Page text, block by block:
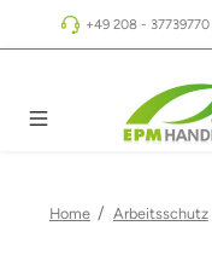
Zum Hauptinhalt springen
+49 208 - 37739770
Home / Arbeitsschutz